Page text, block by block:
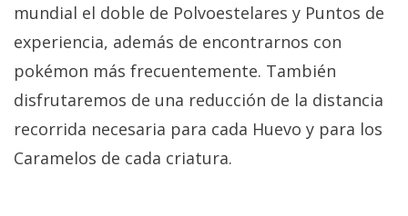
mundial el doble de Polvoestelares y Puntos de
experiencia, además de encontrarnos con
pokémon más frecuentemente. También
disfrutaremos de una reducción de la distancia
recorrida necesaria para cada Huevo y para los
Caramelos de cada criatura.